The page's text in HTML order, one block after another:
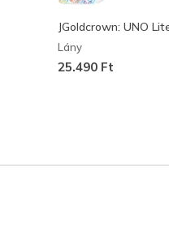
JGoldcrown: UNO
Lány
25.490 Ft